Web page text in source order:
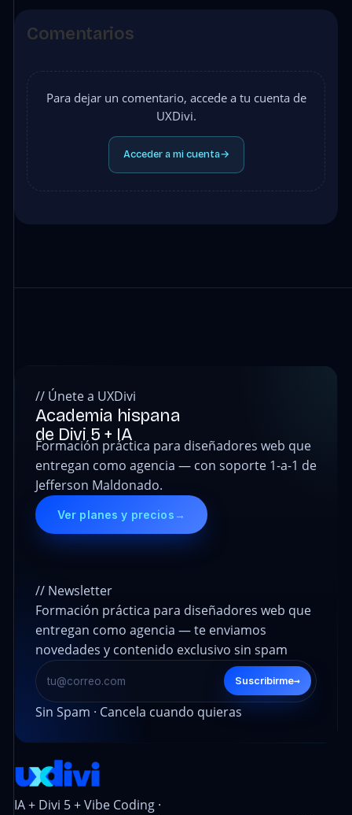
Comentarios
Para dejar un comentario, accede a tu cuenta de
UXDivi.
Acceder a mi cuenta→
// Únete a UXDivi
Academia hispana
de Divi 5 + IA
Formación práctica para diseñadores web que
entregan como agencia — con soporte 1-a-1 de
Jefferson Maldonado.
Ver planes y precios →
// Newsletter
Formación práctica para diseñadores web que
entregan como agencia — te enviamos
novedades y contenido exclusivo sin spam
Suscribirme→
Sin Spam · Cancela cuando quieras
IA + Divi 5 + Vibe Coding ·